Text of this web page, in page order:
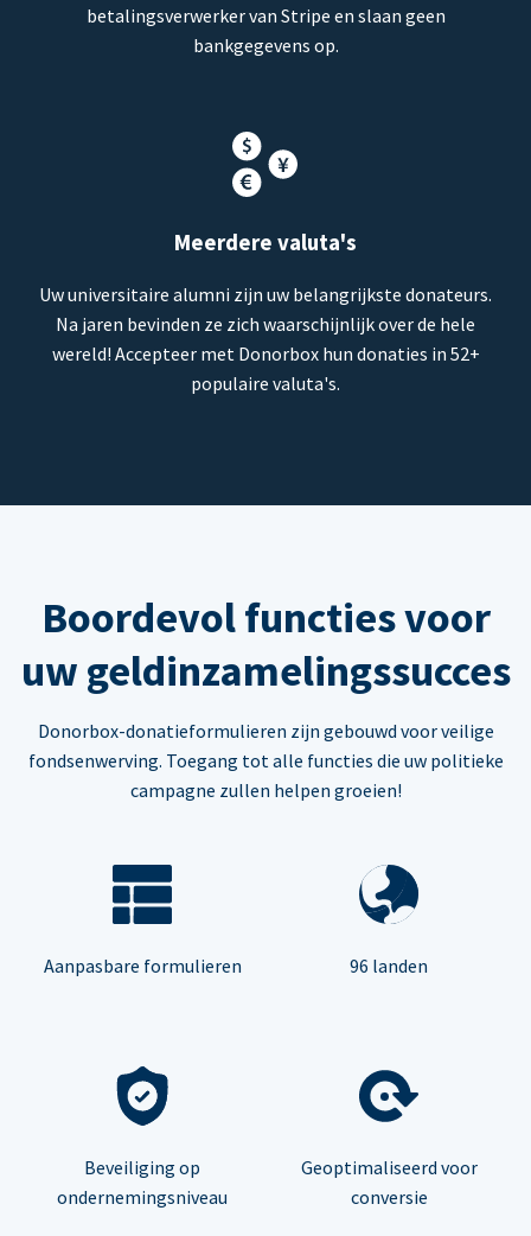
betalingsverwerker van Stripe en slaan geen
bankgegevens op.
Meerdere valuta's
Uw universitaire alumni zijn uw belangrijkste donateurs.
Na jaren bevinden ze zich waarschijnlijk over de hele
wereld! Accepteer met Donorbox hun donaties in 52+
populaire valuta's.
Boordevol functies voor
uw geldinzamelingssucces
Donorbox-donatieformulieren zijn gebouwd voor veilige
fondsenwerving. Toegang tot alle functies die uw politieke
campagne zullen helpen groeien!
Aanpasbare formulieren 96 landen
Beveiliging op
ondernemingsniveau
Geoptimaliseerd voor
conversie